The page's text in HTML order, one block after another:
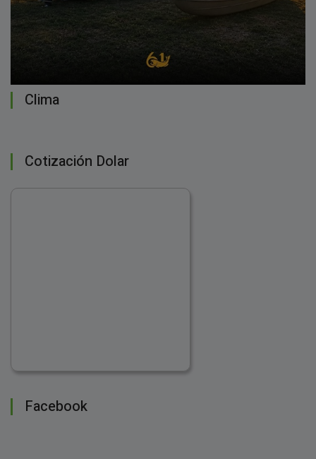
Clima
Cotización Dolar
Facebook